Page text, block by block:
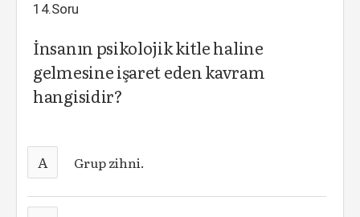
14.Soru
İnsanın psikolojik kitle haline
gelmesine işaret eden kavram
hangisidir?
A Grup zihni.